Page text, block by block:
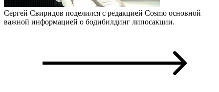
Сергей Свиридов поделился с редакцией Cosmo основной
важной информацией о бодибилдинг липосакции.